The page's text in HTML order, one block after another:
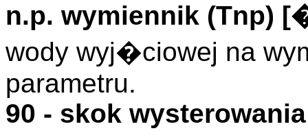
n.p. wymiennik (Tnp)
wody wyj�ciowej na
parametru.
90 - skok